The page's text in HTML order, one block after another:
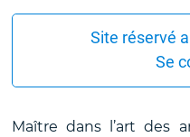
Site réservé
Se
Maître dans l’art des